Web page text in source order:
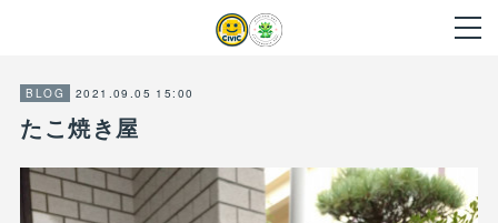
BLOG 2021.09.05 15:00
たこ焼き屋